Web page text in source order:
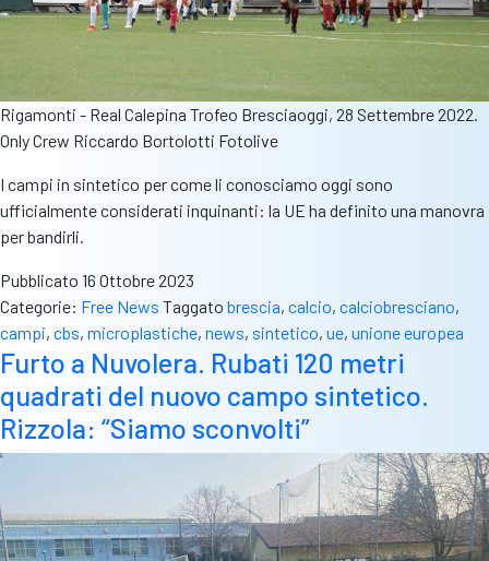
Rigamonti - Real Calepina Trofeo Bresciaoggi, 28 Settembre 2022.
Only Crew Riccardo Bortolotti Fotolive
I campi in sintetico per come li conosciamo oggi sono
ufficialmente considerati inquinanti: la UE ha definito una manovra
per bandirli.
Pubblicato 16 Ottobre 2023
Categorie: Free News Taggato brescia, calcio, calciobresciano,
campi, cbs, microplastiche, news, sintetico, ue, unione europea
Furto a Nuvolera. Rubati 120 metri
quadrati del nuovo campo sintetico.
Rizzola: “Siamo sconvolti”